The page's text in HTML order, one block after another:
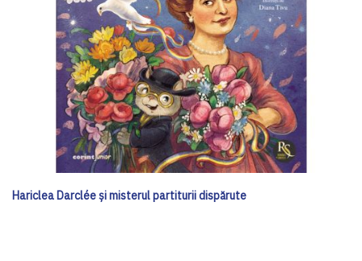
Hariclea Darclée și misterul partiturii dispărute